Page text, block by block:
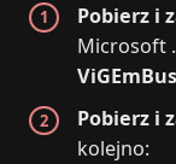
Pobierz i
Microsoft
ViGEmBus
Pobierz i
kolejno: